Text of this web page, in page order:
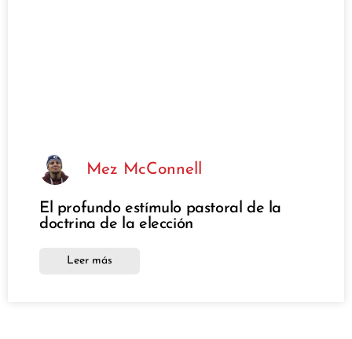
Mez McConnell
El profundo estímulo pastoral de la
doctrina de la elección
Leer más